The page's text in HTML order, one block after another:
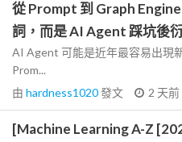
從 Prompt 到 Graph
詞，而是 AI Agent 踩坑後
AI Agent 可能是近年最容易出現
Prom...
由 hardness1020發文 2 天前
[Machine Learning A-Z